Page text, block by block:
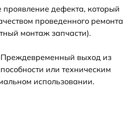
проявление дефекта, который
проведенного ремонта
монтаж запчасти).
выход из
или техническим
использовании.